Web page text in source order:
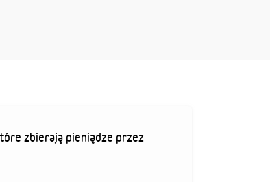
zbierają pieniądze przez